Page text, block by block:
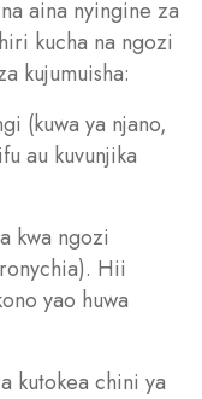
aina nyingine za
kucha na ngozi
kujumuisha:
(kuwa ya njano,
au kuvunjika
kwa ngozi
Hii
yao huwa
kutokea chini ya